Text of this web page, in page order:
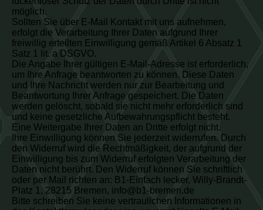
möglich.
Sollten Sie über E-Mail Kontakt mit uns aufnehmen,
erfolgt die Verarbeitung Ihrer Daten aufgrund Ihrer
freiwillig erteilten Einwilligung gemäß Artikel 6 Absatz 1
Satz 1 lit. a DSGVO.
Die Angabe Ihrer gültigen E-Mail-Adresse ist erforderlich,
um Ihre Anfrage beantworten zu können. Diese Daten
und Ihre Nachricht werden nur zur Bearbeitung und
Beantwortung Ihrer Anfrage gespeichert. Die Daten
werden gelöscht, sobald sie nicht mehr erforderlich sind
und keine gesetzliche Aufbewahrungspflicht besteht.
Eine Weitergabe Ihrer Daten an Dritte erfolgt nicht.
Ihre Einwilligung können Sie jederzeit widerrufen. Durch
den Widerruf wird die Rechtmäßigkeit, der aufgrund der
Einwilligung bis zum Widerruf erfolgten Verarbeitung der
Daten nicht berührt. Den Widerruf können Sie schriftlich
oder per Mail richten an: B1-Einfach lecker, Willy-Brandt-
Platz 1, 28215 Bremen, info@b1-bremen.de
Bitte schreiben Sie keine vertraulichen Informationen in